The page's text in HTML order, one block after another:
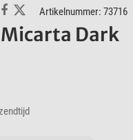
Artikelnummer: 73716
Dark